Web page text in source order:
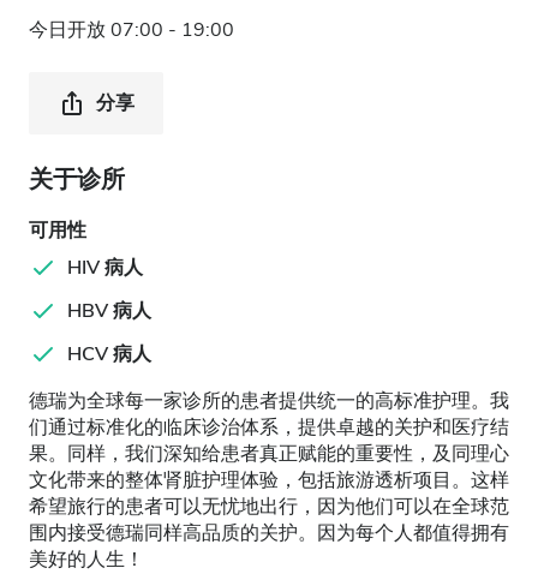
今日开放 07:00 - 19:00
分享
关于诊所
可用性
HIV 病人
HBV 病人
HCV 病人
德瑞为全球每一家诊所的患者提供统一的高标准护理。我
们通过标准化的临床诊治体系，提供卓越的关护和医疗结
果。同样，我们深知给患者真正赋能的重要性，及同理心
文化带来的整体肾脏护理体验，包括旅游透析项目。这样
希望旅行的患者可以无忧地出行，因为他们可以在全球范
围内接受德瑞同样高品质的关护。因为每个人都值得拥有
美好的人生！